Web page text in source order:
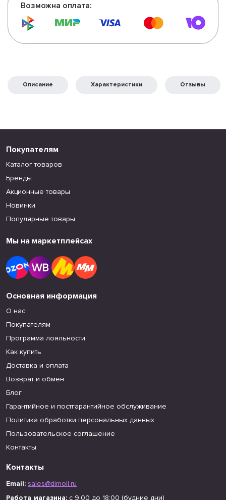
Возможна оплата:
Описание Характеристики Отзывы
Покупателям
Каталог товаров
Бренды
Акционные товары
Новинки
Популярные товары
Мы на маркетплейсах
Основная информация
О нас
Покупателям
Программа лояльности
Как купить
Доставка и оплата
Возврат и обмен
Блог
Гарантийное и постгарантийное обслуживание
Политика обработки персональных данных
Пользовательское соглашение
Контакты
Контакты
Email: sales@dimoll.ru
Работа магазина: с 9:00 до 18:00 (будние дни)